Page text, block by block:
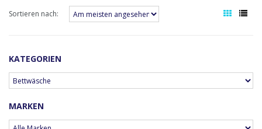
Sortieren nach:
KATEGORIEN
MARKEN